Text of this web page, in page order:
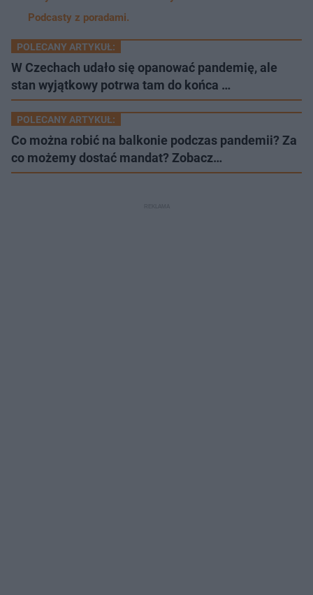
Podcasty z poradami.
POLECANY ARTYKUŁ:
W Czechach udało się opanować pandemię, ale
stan wyjątkowy potrwa tam do końca …
POLECANY ARTYKUŁ:
Co można robić na balkonie podczas pandemii? Za
co możemy dostać mandat? Zobacz…